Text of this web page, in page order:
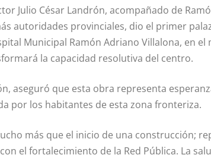
Julio César Landrón, acompañado de
autoridades provinciales, dio el primer
Municipal Ramón Adriano Villalona, en el
la capacidad resolutiva del centro.
aseguró que esta obra representa
por los habitantes de esta zona fronteriza.
más que el inicio de una construcción;
el fortalecimiento de la Red Pública. La